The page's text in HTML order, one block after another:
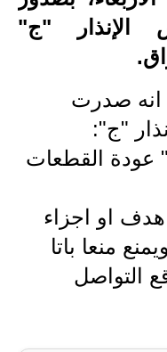
الاقتصادية
الرياضية
وقرارات وزارة التربية
الابتدائية
المتوسطة
الإنذار "ج"
صدرت
"ج":
عودة القطعات
او اجزاء
منعا باتا
التواصل